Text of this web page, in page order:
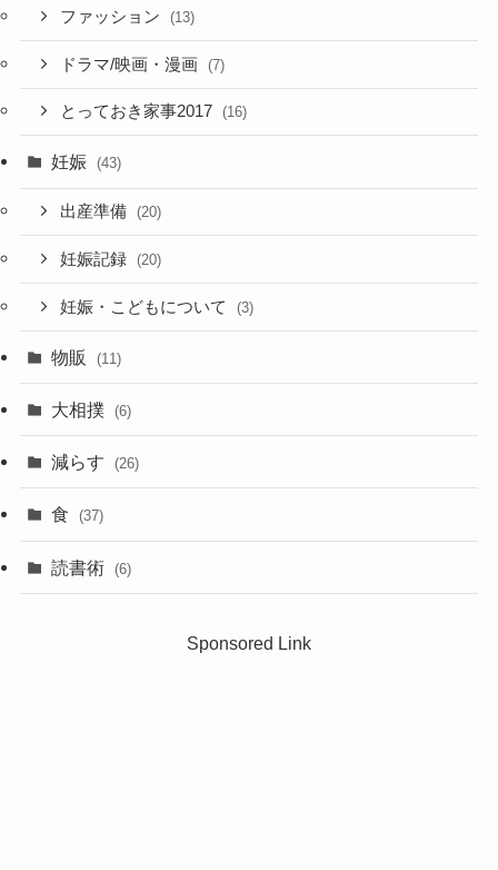
ファッション (13)
ドラマ/映画・漫画 (7)
とっておき家事2017 (16)
妊娠 (43)
出産準備 (20)
妊娠記録 (20)
妊娠・こどもについて (3)
物販 (11)
大相撲 (6)
減らす (26)
食 (37)
読書術 (6)
Sponsored Link